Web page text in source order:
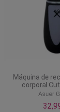
Máquina de
corporal
Asuer